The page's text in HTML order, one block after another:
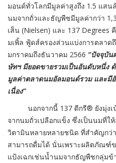
มอนด์ทั่วโลกมีมูลค่าสูงถึง 1.5 แส
นมจากถั่วและธัญพืชมีมูลค่ากว่า
เส็น (Nielsen) และ 137
มเพิ้ล ฟู้ดส์ครองส่วนแบ่งการตลาด
มกราคมถึงธันวาคม 2566 “ปัจจุบั
ษัทฯ มียอดขายรวมเป็นอันดับหนึ่ง
มูลค่าตลาดนมอัลมอนด์รวม และมี
เนื่อง”
นอกจากนี้ 137 ดีกรี® ยังมุ่งเน้
จากนมถั่วเปลือกแข็ง ซึ่งเป็นนมที่ใ
วิตามินหลายหลายชนิด ที่สำคัญกว่
สามารถดื่มได้ นั่นเพราะผลิตภัณฑ์
แป้งเฉกเช่นน้ำนมจากธัญพืชกลุ่มข้